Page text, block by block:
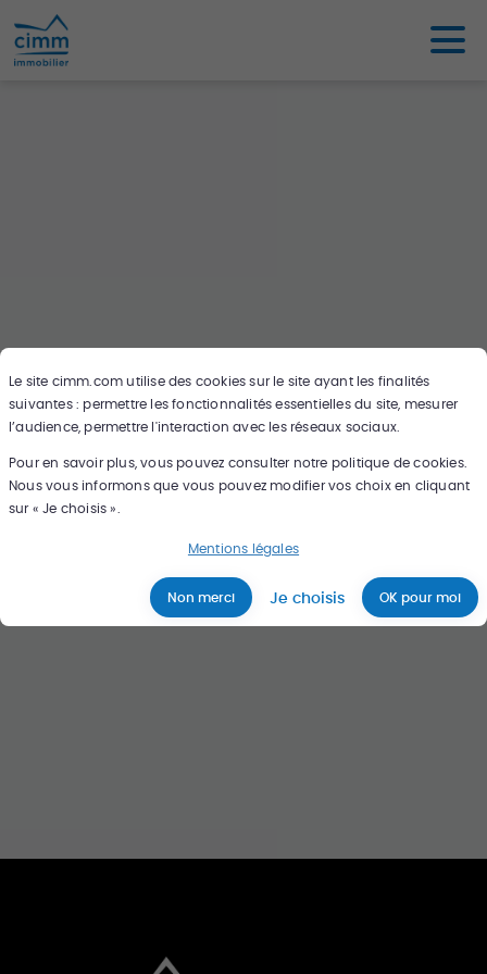
Le site cimm.comutilise des cookies sur le site ayant les finalités
suivantes : permettre les fonctionnalités essentielles du site, mesurer
l’audience, permettre l'interaction avec les réseaux sociaux.
Pour en savoir plus, vous pouvez consulter notre politique de cookies.
Nous vous informons que vous pouvez modifier vos choix en cliquant
sur « Je choisis ».
Mentions légales
Non merci Je choisis OK pour moi
Oups ce bien n'existe pas ou plus,
cherchez en un autre sur notre carte !